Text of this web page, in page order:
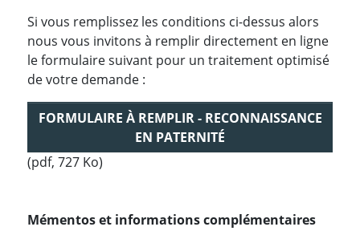
Si vous remplissez les conditions ci-dessus alors
nous vous invitons à remplir directement en ligne
le formulaire suivant pour un traitement optimisé
de votre demande :
FORMULAIRE À REMPLIR - RECONNAISSANCE
EN PATERNITÉ
(pdf, 727 Ko)
Mémentos et informations complémentaires